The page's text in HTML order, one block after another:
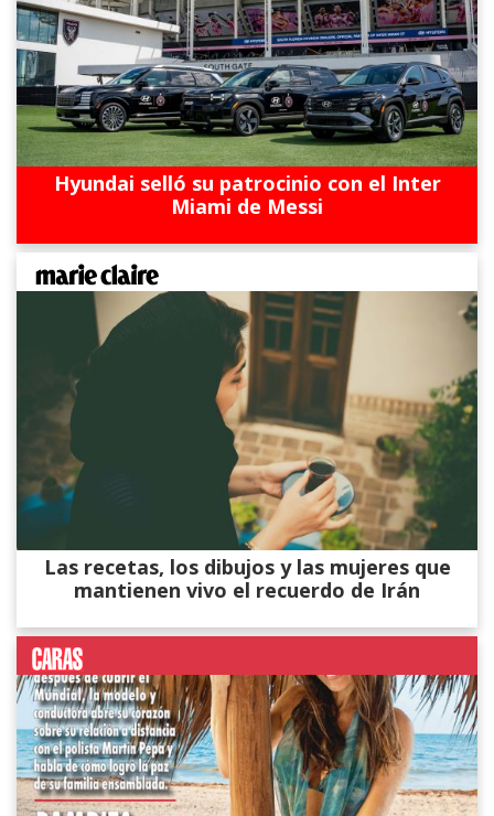
Hyundai selló su patrocinio con el Inter
Miami de Messi
Las recetas, los dibujos y las mujeres que
mantienen vivo el recuerdo de Irán